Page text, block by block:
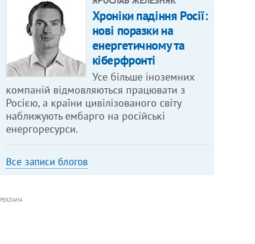
Хроніки падіння Росії:
нові поразки на
енергетичному та
кіберфронті
Усе більше іноземних
компаній відмовляються працювати з
Росією, а країни цивілізованого світу
наближують ембарго на російські
енергоресурси.
Все записи блогов
РЕКЛАМА